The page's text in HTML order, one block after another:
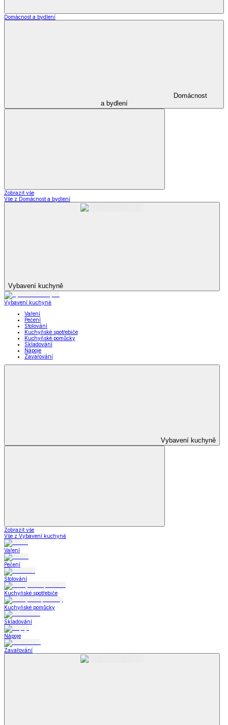
Domácnost a bydlení
Domácnost
a bydlení
Zobrazit vše
Vše z Domácnost a bydlení
Vybavení kuchyně
Vybavení kuchyně
Vaření
Pečení
Stolování
Kuchyňské spotřebiče
Kuchyňské pomůcky
Skladování
Nápoje
Zavařování
Vybavení kuchyně
Zobrazit vše
Vše z Vybavení kuchyně
Vaření
Pečení
Stolování
Kuchyňské spotřebiče
Kuchyňské pomůcky
Skladování
Nápoje
Zavařování